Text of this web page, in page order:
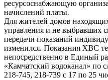
ресурсоснабжающую
начислений платы.
Для жителей домов
управления и не выбравших
передачи показаний
изменился. Показания ХВС
непосредственно в Единый
«Камчатский водоканал» по
218-745, 218-739 с 17 по 25